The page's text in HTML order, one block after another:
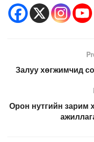
Залуу хөгжимчид
Орон нутгийн зарим